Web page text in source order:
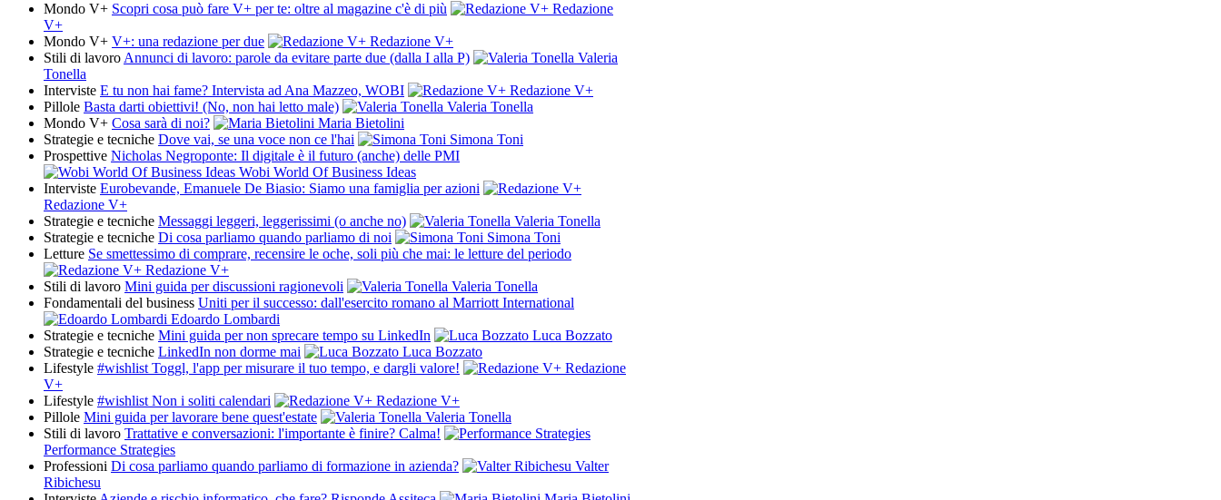
Mondo V+ Scopri cosa può fare V+ per te: oltre al magazine c'è di più
Redazione
V+
Mondo V+ V+: una redazione per due
Redazione V+
Stili di lavoro Annunci di lavoro: parole da evitare parte due (dalla I alla P)
Valeria
Tonella
Interviste E tu non hai fame? Intervista ad Ana Mazzeo, WOBI
Redazione V+
Pillole Basta darti obiettivi! (No, non hai letto male)
Valeria Tonella
Mondo V+ Cosa sarà di noi?
Maria Bietolini
Strategie e tecniche Dove vai, se una voce non ce l'hai
Simona Toni
Prospettive Nicholas Negroponte: Il digitale è il futuro (anche) delle PMI
Wobi World Of Business Ideas
Interviste Eurobevande, Emanuele De Biasio: Siamo una famiglia per azioni
Redazione V+
Strategie e tecniche Messaggi leggeri, leggerissimi (o anche no)
Valeria Tonella
Strategie e tecniche Di cosa parliamo quando parliamo di noi
Simona Toni
Letture Se smettessimo di comprare, recensire le oche, soli più che mai: le letture del periodo
Redazione V+
Stili di lavoro Mini guida per discussioni ragionevoli
Valeria Tonella
Fondamentali del business Uniti per il successo: dall'esercito romano al Marriott International
Edoardo Lombardi
Strategie e tecniche Mini guida per non sprecare tempo su LinkedIn
Luca Bozzato
Strategie e tecniche LinkedIn non dorme mai
Luca Bozzato
Lifestyle #wishlist Toggl, l'app per misurare il tuo tempo, e dargli valore!
Redazione
V+
Lifestyle #wishlist Non i soliti calendari
Redazione V+
Pillole Mini guida per lavorare bene quest'estate
Valeria Tonella
Stili di lavoro Trattative e conversazioni: l'importante è finire? Calma!
Performance Strategies
Professioni Di cosa parliamo quando parliamo di formazione in azienda?
Valter
Ribichesu